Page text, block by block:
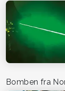
Bomben fra